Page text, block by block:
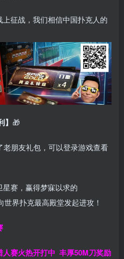
征战，我们相信中国扑克人的
🎁
老朋友礼包，可以登录游戏查看
赛，赢得梦寐以求的
界扑克最高殿堂发起进攻！
人赛火热开打中 丰厚50M刀奖励